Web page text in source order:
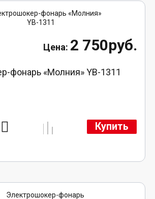
2 750руб.
фонарь «Молния» YB-1311
Купить